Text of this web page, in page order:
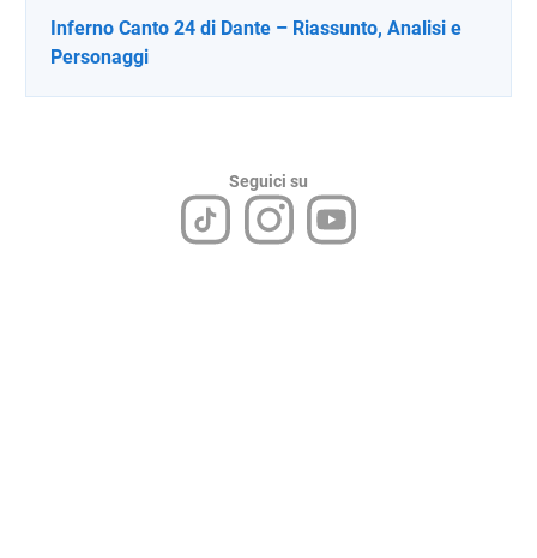
Inferno Canto 24 di Dante – Riassunto, Analisi e
Personaggi
Seguici su